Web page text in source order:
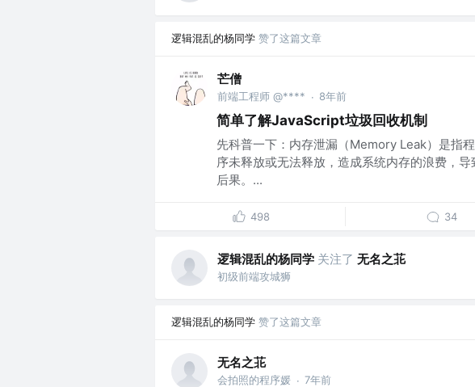
逻辑混乱的杨同学 赞了这篇文章
芒僧
前端工程师 @**** · 8年前
简单了解JavaScript垃圾回收机制
先科普一下：内存泄漏（Memory Leak）是指
序未释放或无法释放，造成系统内存的浪费，
后果。...
498 34
逻辑混乱的杨同学 关注了 无名之苝
初级前端攻城狮
逻辑混乱的杨同学 赞了这篇文章
无名之苝
会拍照的程序媛 · 7年前